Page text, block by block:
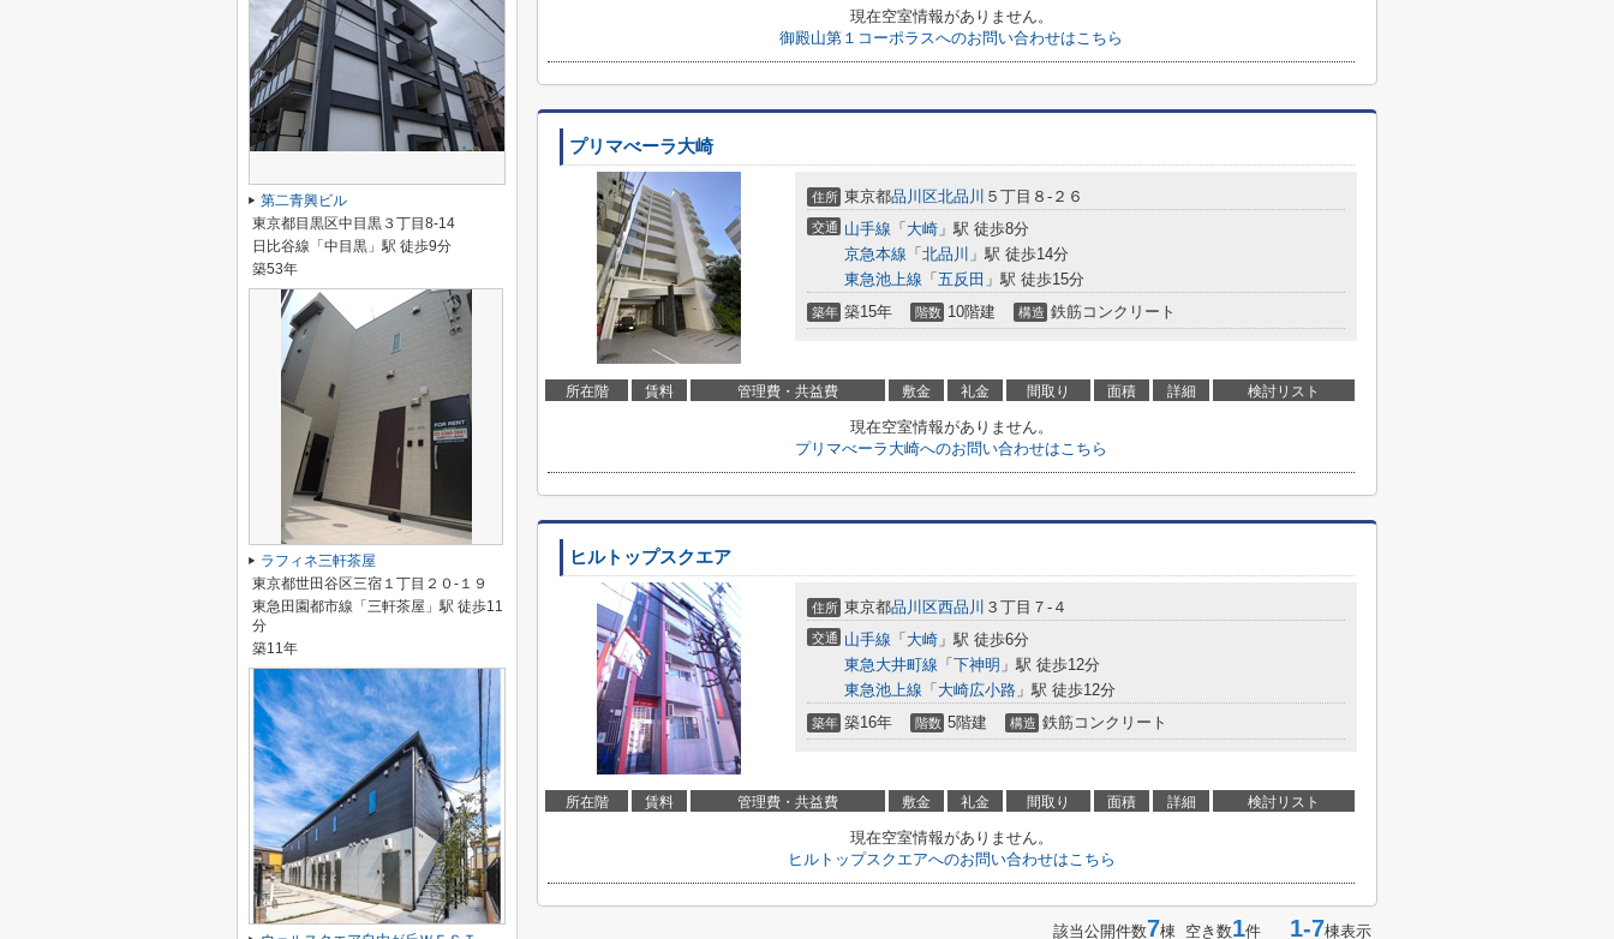
現在空室情報がありません。
御殿山第１コーポラスへのお問い合わせはこちら
プリマべーラ大崎
住所 東京都品川区北品川 ５丁目８-２６
交通 山手線 「 大崎 」駅 徒歩8分
京急本線 「 北品川 」駅 徒歩14分
東急池上線 「 五反田 」駅 徒歩15分
築年 築15年 階数 10階建 構造 鉄筋コンクリート
所在階 賃料 管理費・共益費 敷金 礼金 間取り 面積 詳細 検討リスト
現在空室情報がありません。
プリマべーラ大崎へのお問い合わせはこちら
ヒルトップスクエア
住所 東京都品川区西品川 ３丁目７-４
交通 山手線 「 大崎 」駅 徒歩6分
東急大井町線 「 下神明 」駅 徒歩12分
東急池上線 「 大崎広小路 」駅 徒歩12分
築年 築16年 階数 5階建 構造 鉄筋コンクリート
所在階 賃料 管理費・共益費 敷金 礼金 間取り 面積 詳細 検討リスト
現在空室情報がありません。
ヒルトップスクエアへのお問い合わせはこちら
該当公開件数7棟 空き数1件 1-7棟表示
第二青興ビル
東京都目黒区中目黒３丁目8-14
日比谷線「中目黒」駅 徒歩9分
築53年
ラフィネ三軒茶屋
東京都世田谷区三宿１丁目２０-１９
東急田園都市線「三軒茶屋」駅 徒歩11
分
築11年